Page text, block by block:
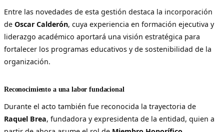
Entre las novedades de esta gestión destaca la incorporación
de Oscar Calderón, cuya experiencia en formación ejecutiva y
liderazgo académico aportará una visión estratégica para
fortalecer los programas educativos y de sostenibilidad de la
organización.
Reconocimiento a una labor fundacional
Durante el acto también fue reconocida la trayectoria de
Raquel Brea, fundadora y expresidenta de la entidad, quien a